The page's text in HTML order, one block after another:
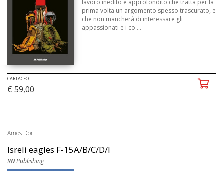
lavoro inedito e approfondito che tratta per la
prima volta un argomento spesso trascurato, e
che non mancherà di interessare gli
appassionati e i co ...
CARTACEO
€ 59,00
Amos Dor
Isreli eagles F-15A/B/C/D/I
RN Publishing